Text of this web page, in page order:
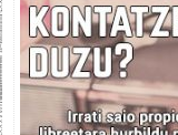
e
b
t
t